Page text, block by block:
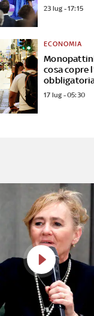
23 lug - 17:15
cosa copre
ECONOMIA
17 lug - 05:30